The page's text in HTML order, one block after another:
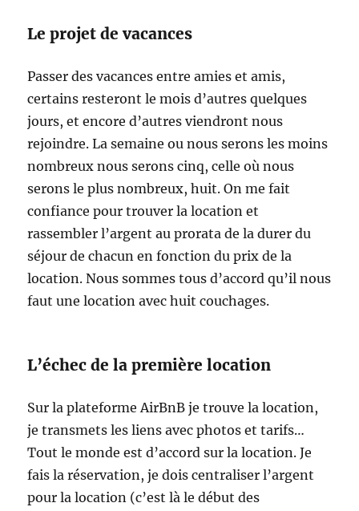
Le projet de vacances
Passer des vacances entre amies et amis,
certains resteront le mois d’autres quelques
jours, et encore d’autres viendront nous
rejoindre. La semaine ou nous serons les moins
nombreux nous serons cinq, celle où nous
serons le plus nombreux, huit. On me fait
confiance pour trouver la location et
rassembler l’argent au prorata de la durer du
séjour de chacun en fonction du prix de la
location. Nous sommes tous d’accord qu’il nous
faut une location avec huit couchages.
L’échec de la première location
Sur la plateforme AirBnB je trouve la location,
je transmets les liens avec photos et tarifs…
Tout le monde est d’accord sur la location. Je
fais la réservation, je dois centraliser l’argent
pour la location (c’est là le début des